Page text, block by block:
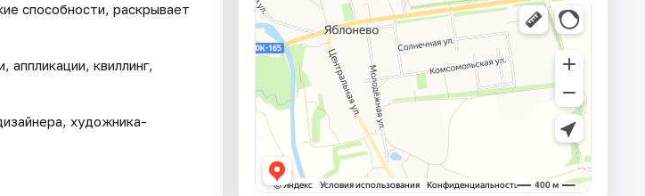
способности, раскрывает
аппликации, квиллинг,
художника-